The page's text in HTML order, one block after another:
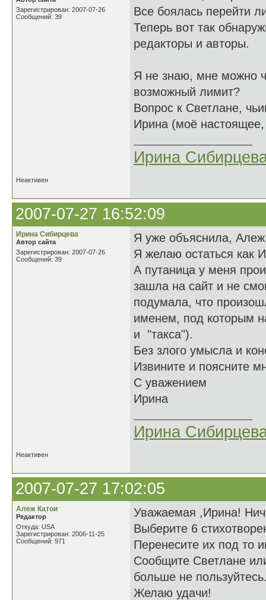
Зарегистрирован: 2007-07-26
Сообщений: 39
Все боялась перейти
Теперь вот так
редакторы и авторы.
Я не знаю, мне можно
возможный лимит?
Вопрос к Светлане,
Ирина (моё
Ирина
Неактивен
2007-07-27 16:52:09
Ирина Сибирцева
Автор сайта
Зарегистрирован: 2007-07-26
Сообщений: 39
Я уже объяснила,
Я желаю остаться как
А путаница у меня
зашла на сайт и не
подумала, что
именем, под которым
и "такса").
Без злого умысла и
Извините и поясните
С уважением
Ирина
Ирина
Неактивен
2007-07-27 17:02:05
Алеж Катои
Редактор
Откуда: USA
Зарегистрирован: 2006-11-25
Сообщений: 971
Уважаемая ,Ирина!
Выберите 6
Перенесите их под то
Сообщите Светлане
больше не
Желаю удачи!